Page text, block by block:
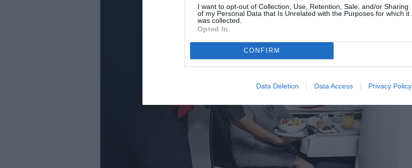
I want to opt-out of Collection, Use, Retention, Sale, and/or Sharing
of my Personal Data that Is Unrelated with the Purposes for which it
was collected.
Opted In
CONFIRM
Data Deletion Data Access Privacy Policy